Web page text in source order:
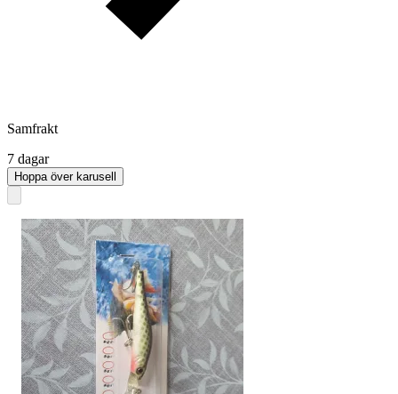
Samfrakt
7 dagar
Hoppa över karusell